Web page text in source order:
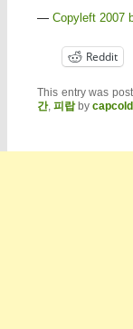
— Copyleft 2007
Reddit
This entry was
간, 피랍by capcold